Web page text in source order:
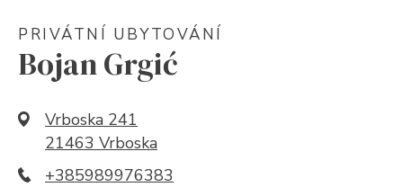
PRIVÁTNÍ UBYTOVÁNÍ
Bojan Grgić
Vrboska 241
21463 Vrboska
+385989976383